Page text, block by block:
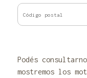
Podés
mostremos los